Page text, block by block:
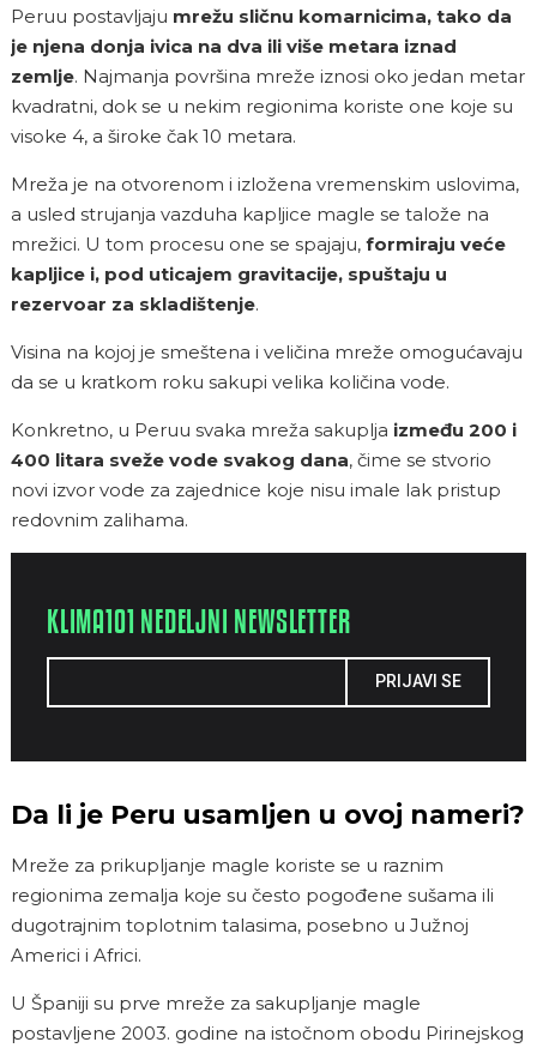
Peruu postavljaju mrežu sličnu komarnicima, tako da
je njena donja ivica na dva ili više metara iznad
zemlje. Najmanja površina mreže iznosi oko jedan metar
kvadratni, dok se u nekim regionima koriste one koje su
visoke 4, a široke čak 10 metara.
Mreža je na otvorenom i izložena vremenskim uslovima,
a usled strujanja vazduha kapljice magle se talože na
mrežici. U tom procesu one se spajaju, formiraju veće
kapljice i, pod uticajem gravitacije, spuštaju u
rezervoar za skladištenje.
Visina na kojoj je smeštena i veličina mreže omogućavaju
da se u kratkom roku sakupi velika količina vode.
Konkretno, u Peruu svaka mreža sakuplja između 200 i
400 litara sveže vode svakog dana, čime se stvorio
novi izvor vode za zajednice koje nisu imale lak pristup
redovnim zalihama.
KLIMA101 NEDELJNI NEWSLETTER
PRIJAVI SE
Da li je Peru usamljen u ovoj nameri?
Mreže za prikupljanje magle koriste se u raznim
regionima zemalja koje su često pogođene sušama ili
dugotrajnim toplotnim talasima, posebno u Južnoj
Americi i Africi.
U Španiji su prve mreže za sakupljanje magle
postavljene 2003. godine na istočnom obodu Pirinejskog